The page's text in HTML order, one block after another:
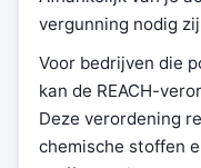
vergunning nodig
Voor bedrijven die
kan de REACH-
Deze verordening
chemische stoffen